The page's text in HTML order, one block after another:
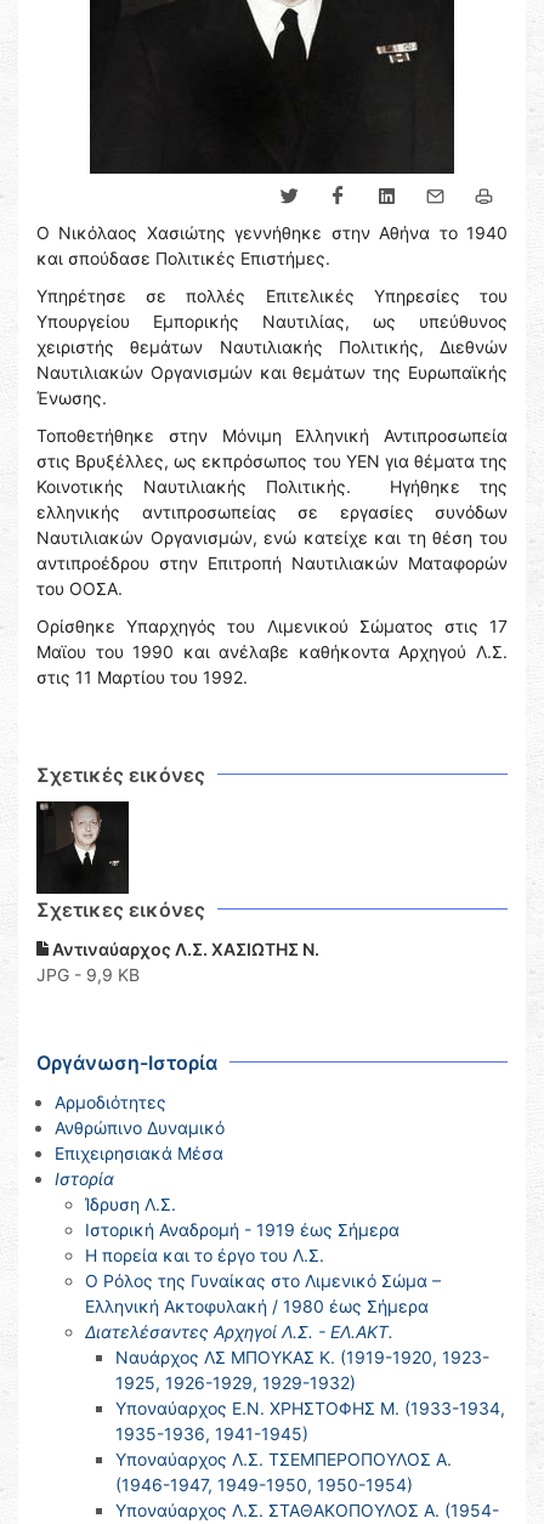
Ο Νικόλαος Χασιώτης γεννήθηκε στην Αθήνα το 1940
και σπούδασε Πολιτικές Επιστήμες.
Υπηρέτησε σε πολλές Επιτελικές Υπηρεσίες του
Υπουργείου Εμπορικής Ναυτιλίας, ως υπεύθυνος
χειριστής θεμάτων Ναυτιλιακής Πολιτικής, Διεθνών
Ναυτιλιακών Οργανισμών και θεμάτων της Ευρωπαϊκής
Ένωσης.
Τοποθετήθηκε στην Μόνιμη Ελληνική Αντιπροσωπεία
στις Βρυξέλλες, ως εκπρόσωπος του ΥΕΝ για θέματα της
Κοινοτικής Ναυτιλιακής Πολιτικής. Ηγήθηκε της
ελληνικής αντιπροσωπείας σε εργασίες συνόδων
Ναυτιλιακών Οργανισμών, ενώ κατείχε και τη θέση του
αντιπροέδρου στην Επιτροπή Ναυτιλιακών Ματαφορών
του ΟΟΣΑ.
Ορίσθηκε Υπαρχηγός του Λιμενικού Σώματος στις 17
Μαϊου του 1990 και ανέλαβε καθήκοντα Αρχηγού Λ.Σ.
στις 11 Μαρτίου του 1992.
Σχετικές εικόνες
Σχετικες εικόνες
Αντιναύαρχος Λ.Σ. ΧΑΣΙΩΤΗΣ Ν.
JPG - 9,9 KB
Οργάνωση-Ιστορία
Αρμοδιότητες
Ανθρώπινο Δυναμικό
Επιχειρησιακά Μέσα
Ιστορία
Ίδρυση Λ.Σ.
Ιστορική Αναδρομή - 1919 έως Σήμερα
Η πορεία και το έργο του Λ.Σ.
Ο Ρόλος της Γυναίκας στο Λιμενικό Σώμα –
Ελληνική Ακτοφυλακή / 1980 έως Σήμερα
Διατελέσαντες Αρχηγοί Λ.Σ. - ΕΛ.ΑΚΤ.
Ναυάρχος ΛΣ ΜΠΟΥΚΑΣ Κ. (1919-1920, 1923-
1925, 1926-1929, 1929-1932)
Υποναύαρχος Ε.Ν. ΧΡΗΣΤΟΦΗΣ Μ. (1933-1934,
1935-1936, 1941-1945)
Υποναύαρχος Λ.Σ. ΤΣΕΜΠΕΡΟΠΟΥΛΟΣ Α.
(1946-1947, 1949-1950, 1950-1954)
Υποναύαρχος Λ.Σ. ΣΤΑΘΑΚΟΠΟΥΛΟΣ Α. (1954-